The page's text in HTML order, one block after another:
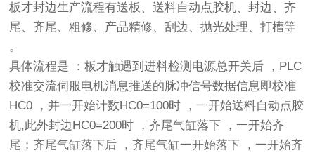
板才封边生产流程有送板、送料自动点胶机、封边、齐
尾、齐尾、粗修、产品精修、刮边、抛光处理、打槽等
。
具体流程是 ：板才触遇到进料检测电源总开关后 ，PLC
校准交流伺服电机消息推送的脉冲信号数据信息即校准
HC0 ，并一开始计数HC0=100时 ，一开始送料自动点胶
机,此外封边HC0=200时 ，齐尾气缸落下 ，一开始齐
尾；齐尾气缸落下后 ，齐尾气缸一开始落下 ，一开始齐